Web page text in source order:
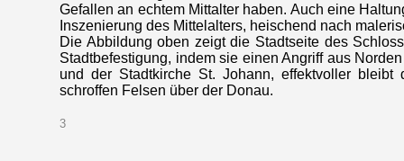
Gefallen an echtem Mittalter haben. Auch eine
Inszenierung des Mittelalters, heischend nach
Die Abbildung oben zeigt die Stadtseite des
Stadtbefestigung, indem sie einen Angriff aus
und der Stadtkirche St. Johann, effektvoller
schroffen Felsen über der Donau.
3